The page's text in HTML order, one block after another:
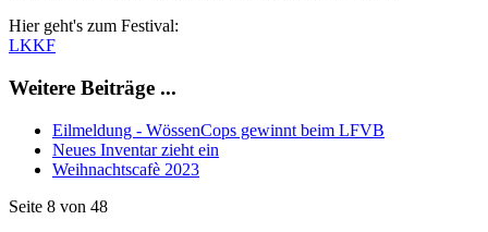
Hier geht's zum Festival:
LKKF
Weitere Beiträge ...
Eilmeldung - WössenCops gewinnt beim LFVB
Neues Inventar zieht ein
Weihnachtscafè 2023
Seite 8 von 48